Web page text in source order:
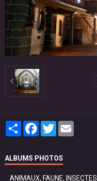
PartagerFacebook
Twitter
ALBUMS PHOTOS
ANIMAUX, FAUNE, INSECTES